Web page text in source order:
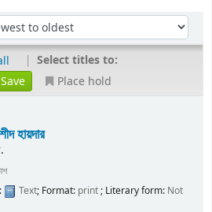
| Select titles to:
Place hold
হায়দার
Text; Format: print; Literary form: Not